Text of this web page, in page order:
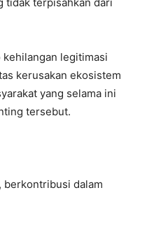
legitimasi
kerusakan ekosistem
yang selama ini
tersebut.
berkontribusi dalam